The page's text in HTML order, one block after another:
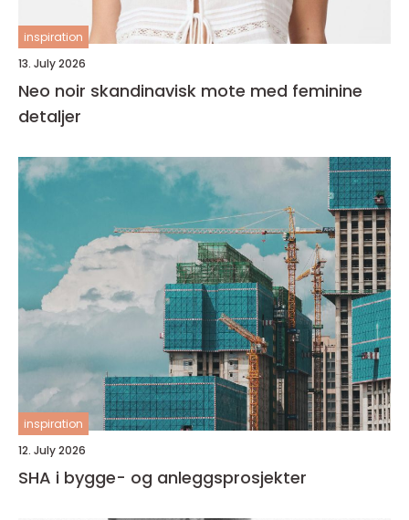
inspiration
13. July 2026
Neo noir skandinavisk mote med feminine
detaljer
inspiration
12. July 2026
SHA i bygge- og anleggsprosjekter